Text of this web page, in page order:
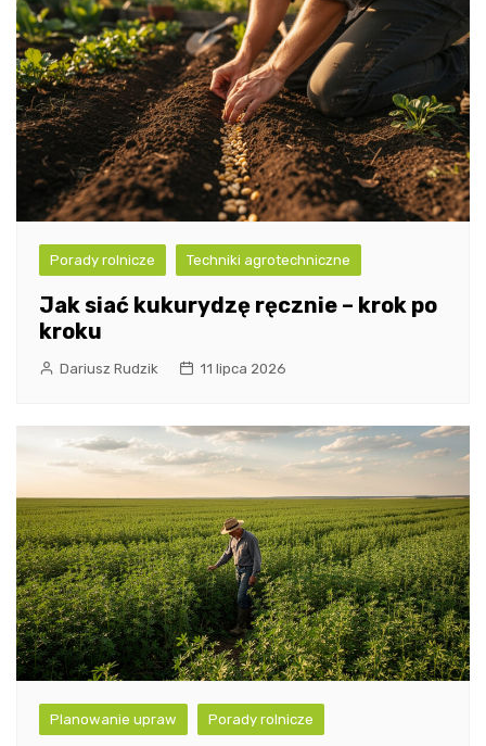
Porady rolnicze Techniki agrotechniczne
Jak siać kukurydzę ręcznie – krok po
kroku
Dariusz Rudzik 11 lipca 2026
Planowanie upraw Porady rolnicze